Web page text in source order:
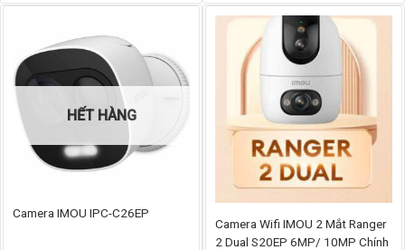
từ
950.000₫
từ
HẾT HÀNG
Camera IMOU IPC-C26EP
Camera Wifi IMOU 2 Mắt Ranger
2 Dual S20EP 6MP/ 10MP Chính